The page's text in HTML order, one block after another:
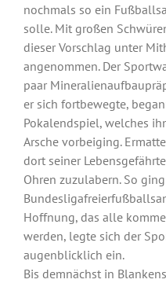
nochmals so ein
solle. Mit großen
dieser Vorschlag unter
angenommen. Der
paar
er sich fortbewegte,
Pokalendspiel, welches
Arsche vorbeiging.
dort seiner
Ohren zuzulabern. So
Hoffnung, das alle
werden, legte sich der
augenblicklich ein.
Bis demnächst in